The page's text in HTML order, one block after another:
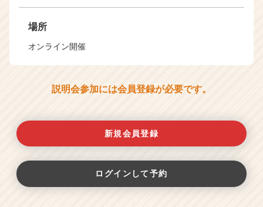
場所
オンライン開催
説明会参加には会員登録が必要です。
新規会員登録
ログインして予約